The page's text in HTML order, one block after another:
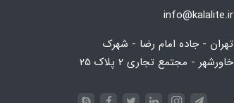
info@kalalite.ir
تهران - جاده امام رضا - شهرک
خاورشهر - مجتمع تجاری 2 پلاک 25